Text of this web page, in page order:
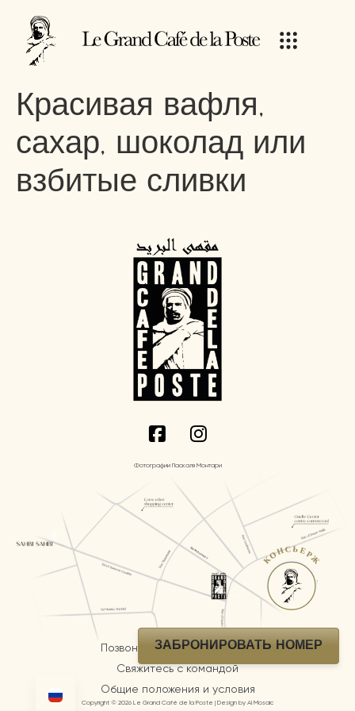
Красивая вафля,
сахар, шоколад или
взбитые сливки
Позвоните нам по телефону
Свяжитесь с командой
Общие положения и условия
Фотографии Паскаля Монтари
Copyright © 2026 Le Grand Café de la Poste | Design by AI Mosaic
ЗАБРОНИРОВАТЬ НОМЕР
КОНСЬЕРЖ